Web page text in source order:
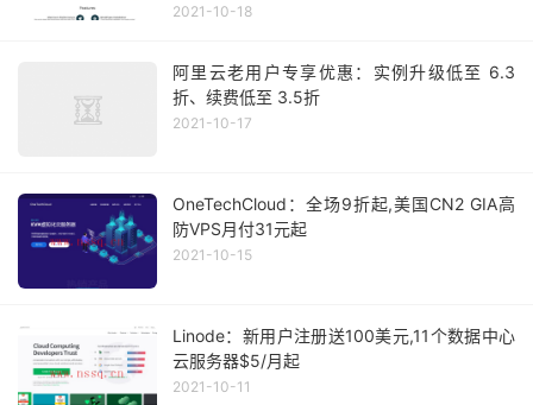
2021-10-18
阿里云老用户专享优惠：实例升级低至 6.3
折、续费低至 3.5折
2021-10-17
OneTechCloud：全场9折起,美国CN2 GIA高
防VPS月付31元起
2021-10-15
Linode：新用户注册送100美元,11个数据中心
云服务器$5/月起
2021-10-11